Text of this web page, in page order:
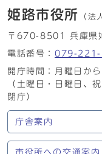
姫路市役所 （法
〒670-8501 兵庫県
電話番号： 079-221-
開庁時間：月曜日か
（土曜日・日曜日、
閉庁）
庁舎案内
市役所への交通案内